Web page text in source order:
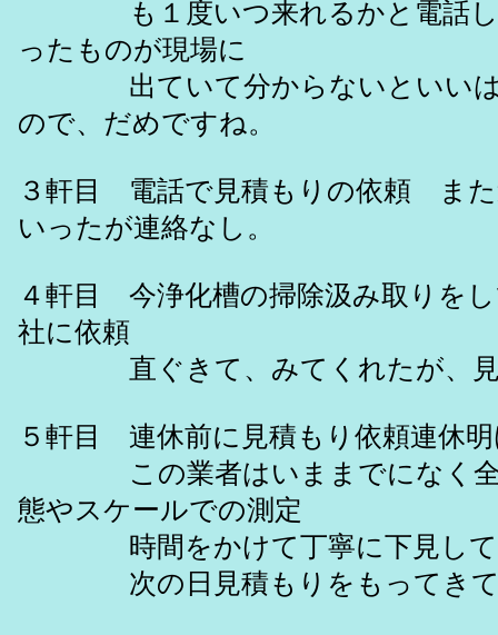
も１度いつ来れるかと電話し
ったものが現場に
出ていて分からないといいは
ので、だめですね。
３軒目 電話で見積もりの依頼 ま
いったが連絡なし。
４軒目 今浄化槽の掃除汲み取りを
社に依頼
直ぐきて、みてくれたが、見
５軒目 連休前に見積もり依頼連休
この業者はいままでになく全
態やスケールでの測定
時間をかけて丁寧に下見して
次の日見積もりをもってきて